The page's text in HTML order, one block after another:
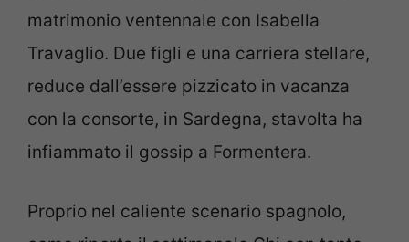
matrimonio ventennale con Isabella
Travaglio. Due figli e una carriera stellare,
reduce dall’essere pizzicato in vacanza
con la consorte, in Sardegna, stavolta ha
infiammato il gossip a Formentera.
Proprio nel caliente scenario spagnolo,